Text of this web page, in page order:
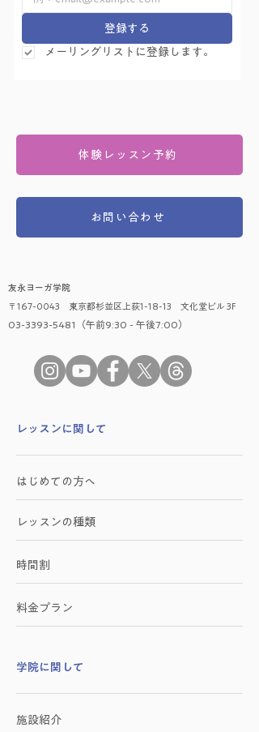
登録する
メーリングリストに登録します。
体験レッスン予約
お問い合わせ
友永ヨーガ学院
〒167-0043 東京都杉並区上荻1-18-13 文化堂ビル 3F
03-3393-5481（午前9:30 - 午後7:00）
​レッスンに関して
はじめての方へ
レッスンの種類
時間割
料金プラン
学院に関して
施設紹介